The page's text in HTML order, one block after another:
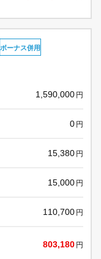
ボーナス併用
1,590,000 円
0 円
15,380 円
15,000 円
110,700 円
803,180 円